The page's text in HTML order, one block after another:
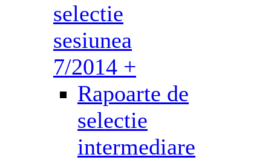
selectie
sesiunea
7/2014 +
Rapoarte de
selectie
intermediare